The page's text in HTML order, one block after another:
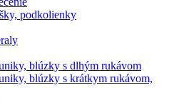
podkolienky
blúzky s dlhým rukávom
blúzky s krátkym rukávom,